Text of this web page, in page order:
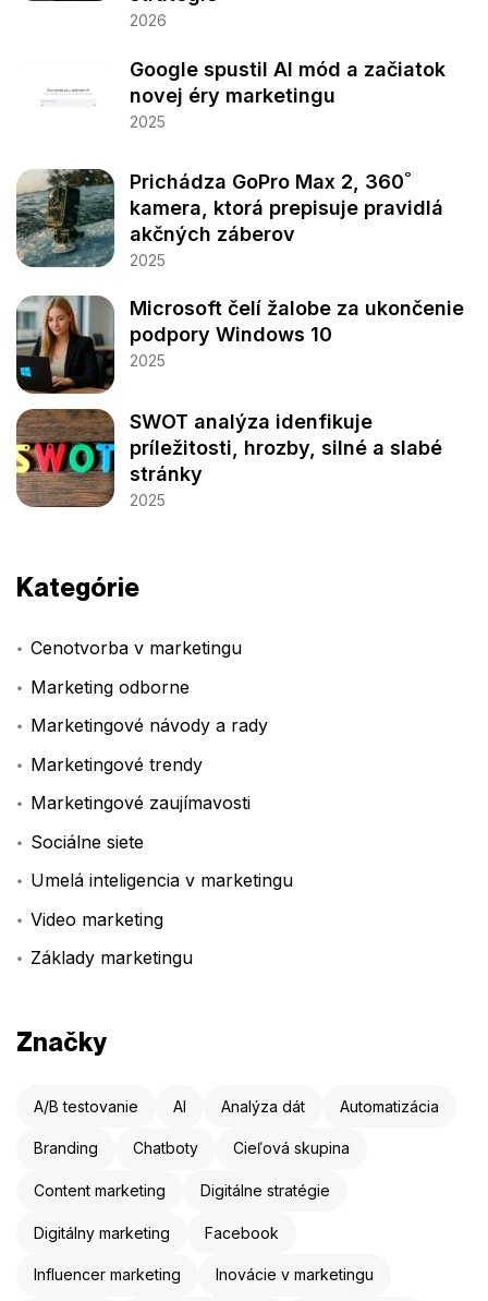
2026
Google spustil AI mód a začiatok
novej éry marketingu
2025
Prichádza GoPro Max 2, 360˚
kamera, ktorá prepisuje pravidlá
akčných záberov
2025
Microsoft čelí žalobe za ukončenie
podpory Windows 10
2025
SWOT analýza idenfikuje
príležitosti, hrozby, silné a slabé
stránky
2025
Kategórie
Cenotvorba v marketingu
Marketing odborne
Marketingové návody a rady
Marketingové trendy
Marketingové zaujímavosti
Sociálne siete
Umelá inteligencia v marketingu
Video marketing
Základy marketingu
Značky
A/B testovanie AI Analýza dát Automatizácia
Branding Chatboty Cieľová skupina
Content marketing Digitálne stratégie
Digitálny marketing Facebook
Influencer marketing Inovácie v marketingu